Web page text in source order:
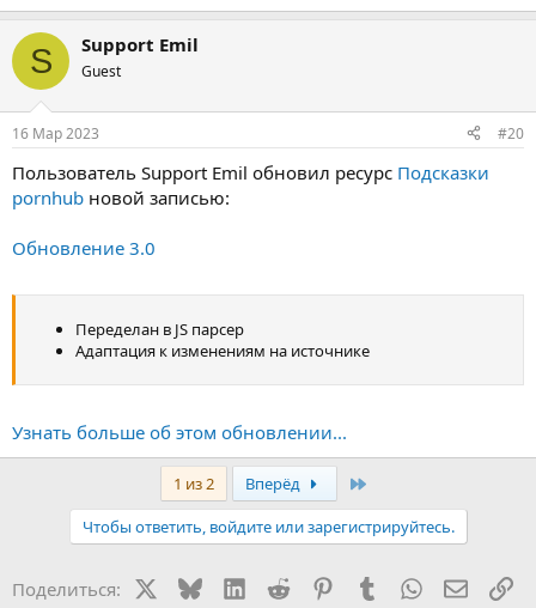
S Support Emil
Guest
16 Мар 2023 #20
Пользователь Support Emil обновил ресурс Подсказки
pornhub новой записью:
Обновление 3.0
Переделан в JS парсер
Адаптация к изменениям на источнике
Узнать больше об этом обновлении...
1 из 2 Вперёд
Чтобы ответить, войдите или зарегистрируйтесь.
Поделиться: BlueskyLinkedIn
Reddit PinterestTumblr WhatsApp